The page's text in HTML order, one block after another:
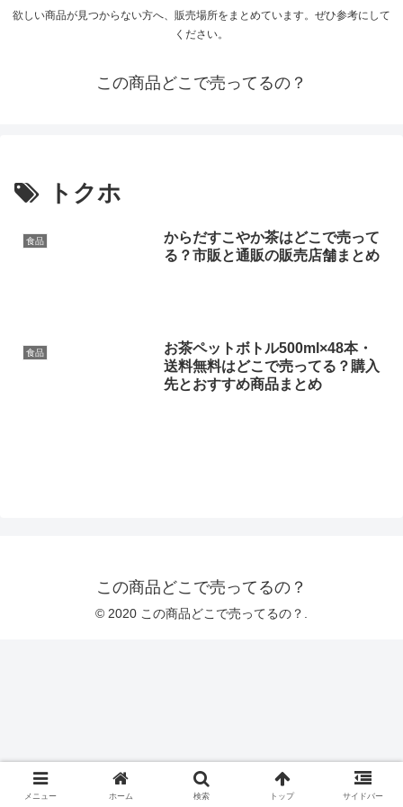
欲しい商品が見つからない方へ、販売場所をまとめています。ぜひ参考にして
ください。
この商品どこで売ってるの？
トクホ
食品
からだすこやか茶はどこで売って
る？市販と通販の販売店舗まとめ
食品
お茶ペットボトル500ml×48本・
送料無料はどこで売ってる？購入
先とおすすめ商品まとめ
この商品どこで売ってるの？
© 2020 この商品どこで売ってるの？.
メニュー ホーム 検索 トップ サイドバー